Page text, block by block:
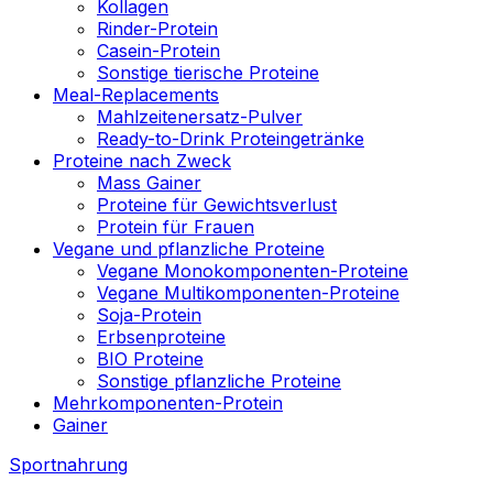
Kollagen
Rinder-Protein
Casein-Protein
Sonstige tierische Proteine
Meal-Replacements
Mahlzeitenersatz-Pulver
Ready-to-Drink Proteingetränke
Proteine nach Zweck
Mass Gainer
Proteine für Gewichtsverlust
Protein für Frauen
Vegane und pflanzliche Proteine
Vegane Monokomponenten-Proteine
Vegane Multikomponenten-Proteine
Soja-Protein
Erbsenproteine
BIO Proteine
Sonstige pflanzliche Proteine
Mehrkomponenten-Protein
Gainer
Sportnahrung